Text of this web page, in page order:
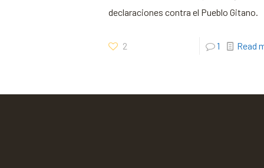
declaraciones contra el Pueblo Gitano.
2 1 Read